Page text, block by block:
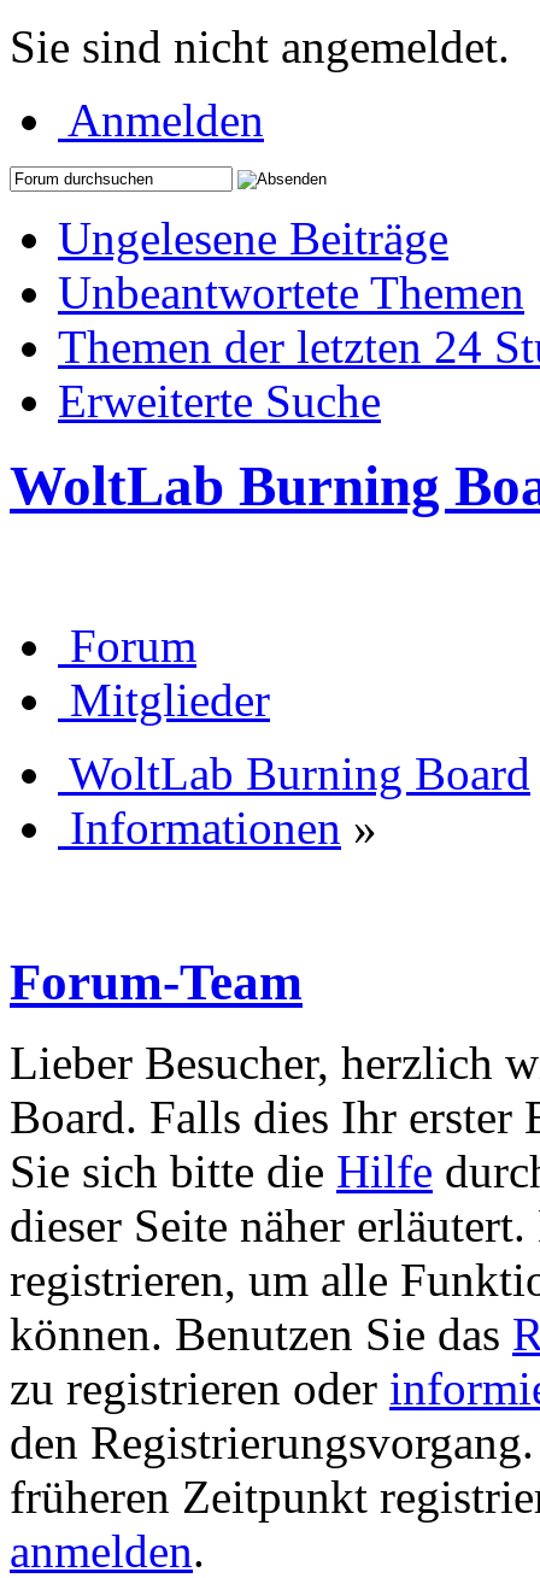
Sie sind nicht angemeldet.
Anmelden
Ungelesene Beiträge
Unbeantwortete Themen
Themen der letzten 24
Erweiterte Suche
WoltLab Burning
Forum
Mitglieder
WoltLab Burning Board
Informationen »
Forum-Team
Lieber Besucher, herzlich
Board. Falls dies Ihr erster
Sie sich bitte die Hilfe
dieser Seite näher
registrieren, um alle
können. Benutzen Sie das
zu registrieren oder
den
früheren Zeitpunkt
anmelden.